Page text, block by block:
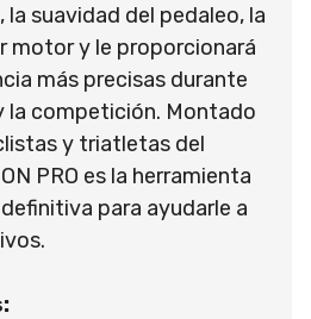
suavidad del pedaleo, la
motor y le proporcionará
más precisas durante
la competición. Montado
y triatletas del
PRO es la herramienta
para ayudarle a